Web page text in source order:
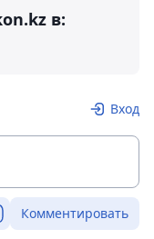
в:
Вход
Комментировать